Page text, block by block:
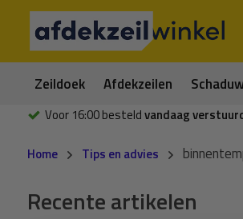
Zeildoek Afdekzeilen
Voor 16:00 besteldvandaag
Home Tips en advies
Recente artikelen